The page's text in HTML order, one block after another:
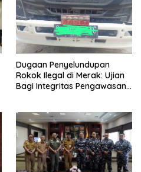
Dugaan Penyelundupan
Rokok Ilegal di Merak: Ujian
Bagi Integritas Pengawasan